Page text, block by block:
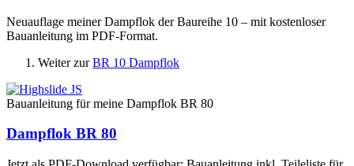
Neuauflage meiner Dampflok der Baureihe 10 – mit kostenloser
Bauanleitung im PDF-Format.
Weiter zurBR 10 Dampflok
Bauanleitung für meine Dampflok BR 80
Dampflok BR 80